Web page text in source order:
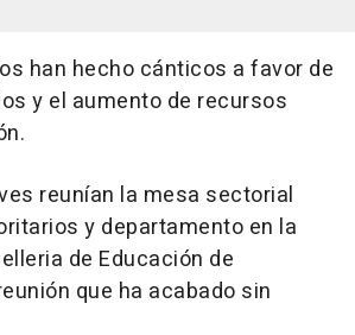
han hecho cánticos a favor de
y el aumento de recursos
reunían la mesa sectorial
y departamento en la
de Educación de
que ha acabado sin